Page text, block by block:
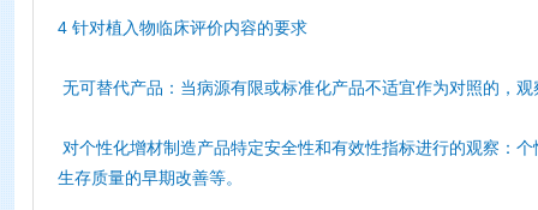
4 针对植入物临床评价内容的要求
无可替代产品：当病源有限或标准化产品不适宜作为对照的，
对个性化增材制造产品特定安全性和有效性指标进行的观察：
生存质量的早期改善等。